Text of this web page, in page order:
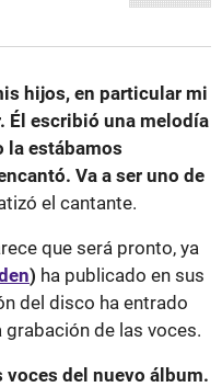
hijos, en particular mi
Él escribió una melodía
la estábamos
Va a ser uno de
el cantante.
que será pronto, ya
) ha publicado en sus
del disco ha entrado
de las voces.
voces del nuevo álbum.